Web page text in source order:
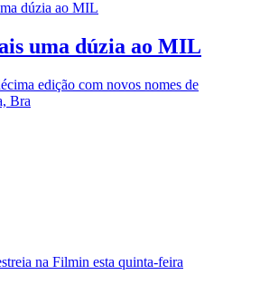
uma dúzia ao MIL
edição com novos nomes de
Bra